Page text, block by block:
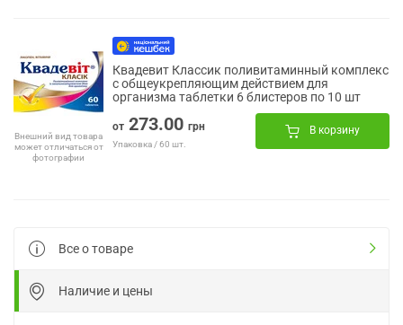
Внешний вид товара
может отличаться от
фотографии
Квадевит Классик поливитаминный комплекс
с общеукрепляющим действием для
организма таблетки 6 блистеров по 10 шт
от 273.00 грн
Упаковка / 60 шт.
В корзину
Все о товаре
Наличие и цены